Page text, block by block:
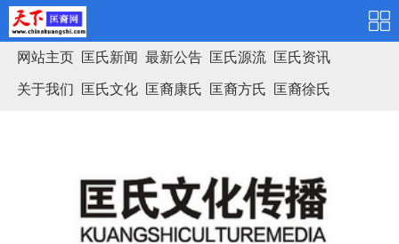
网站主页 匡氏新闻 最新公告 匡氏源流 匡氏资讯
关于我们 匡氏文化 匡裔康氏 匡裔方氏 匡裔徐氏